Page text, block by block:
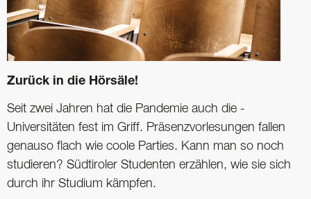
Zurück in die Hörsäle!
Seit zwei Jahren hat die Pandemie auch die ­
Universitäten fest im Griff. Präsenzvorlesungen fallen
genauso flach wie coole Parties. Kann man so noch
studieren? Südtiroler Studenten erzählen, wie sie sich
durch ihr Studium kämpfen.